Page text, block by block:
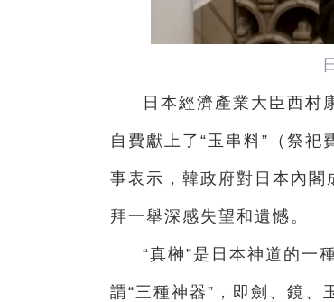
日本經濟產業大臣西村
自費獻上了“玉串料”（祭
事表示，韓政府對日本內閣
拜一舉深感失望和遺憾。
“真榊”是日本神道的一
謂“三種神器”，即劍、鏡、